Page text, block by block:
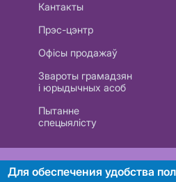
Кантакты
Прэс-цэнтр
Офісы продажаў
Звароты грамадзян
і юрыдычных асоб
Пытанне
спецыялісту
РУП «Белтэлекам». УНП
Для обеспечения удобства